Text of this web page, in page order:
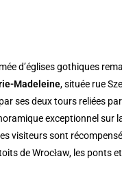
d’églises gothiques
Madeleine, située rue
ses deux tours reliées
exceptionnel sur
visiteurs sont
de Wrocław, les ponts